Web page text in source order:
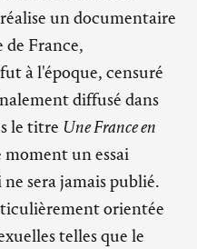
réalise un documentaire
France,
à l'époque, censuré
diffusé dans
le titre Une France en
un essai
sera jamais publié.
orientée
telles que le